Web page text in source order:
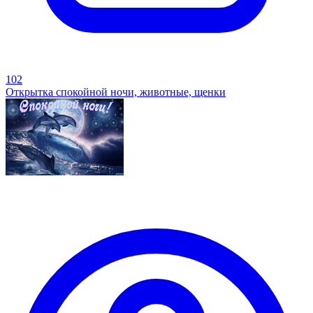
102
Открытка спокойной ночи, животные, щенки